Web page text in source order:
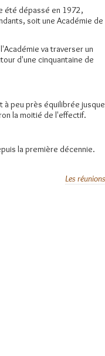
été dépassé en 1972,
soit une Académie de
va traverser un
d'une cinquantaine de
peu près équilibrée jusque
la moitié de l'effectif.
la première décennie.
Les réunions